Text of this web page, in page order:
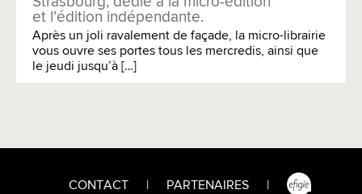
et l’édition indépendante.
Après un joli ravalement de façade, la micro-librairie
vous ouvre ses portes tous les mercredis, ainsi que
le jeudi jusqu’à […]
CONTACT PARTENAIRES